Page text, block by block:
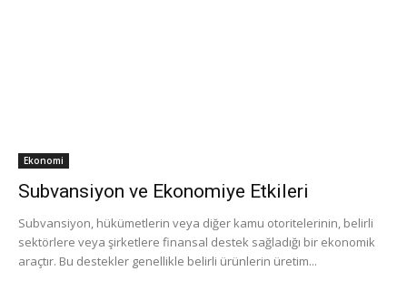
Ekonomi
Subvansiyon ve Ekonomiye Etkileri
Subvansiyon, hükümetlerin veya diğer kamu otoritelerinin, belirli
sektörlere veya şirketlere finansal destek sağladığı bir ekonomik
araçtır. Bu destekler genellikle belirli ürünlerin üretim...